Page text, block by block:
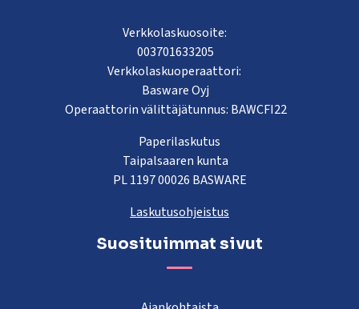
Verkkolaskuosoite:
003701633205
Verkkolaskuoperaattori:
Basware Oyj
Operaattorin välittäjätunnus: BAWCFI22
Paperilaskutus
Taipalsaaren kunta
PL 1197 00026 BASWARE
Laskutusohjeistus
Suosituimmat sivut